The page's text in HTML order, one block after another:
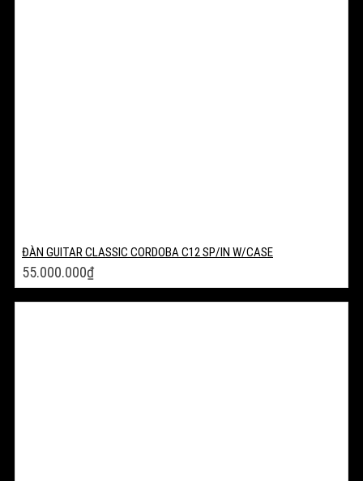
ĐÀN GUITAR CLASSIC CORDOBA C12 SP/IN W/CASE
55.000.000₫